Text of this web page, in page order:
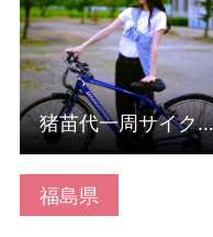
福島県
猪苗代一周サイクルツーリズム「イナイチ」